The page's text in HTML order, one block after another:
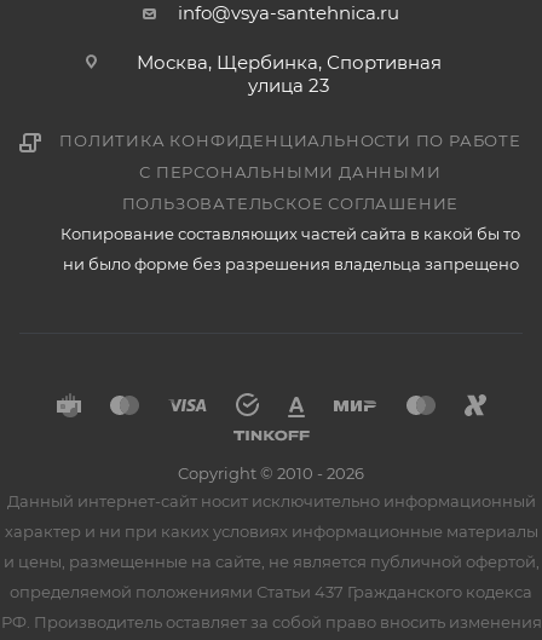
info@vsya-santehnica.ru
Москва, Щербинка, Спортивная
улица 23
ПОЛИТИКА КОНФИДЕНЦИАЛЬНОСТИ ПО РАБОТЕ
С ПЕРСОНАЛЬНЫМИ ДАННЫМИ
ПОЛЬЗОВАТЕЛЬСКОЕ СОГЛАШЕНИЕ
Копирование составляющих частей сайта в какой бы то
ни было форме без разрешения владельца запрещено
Copyright © 2010 - 2026
Данный интернет-сайт носит исключительно информационный
характер и ни при каких условиях информационные материалы
и цены, размещенные на сайте, не является публичной офертой,
определяемой положениями Статьи 437 Гражданского кодекса
РФ. Производитель оставляет за собой право вносить изменения